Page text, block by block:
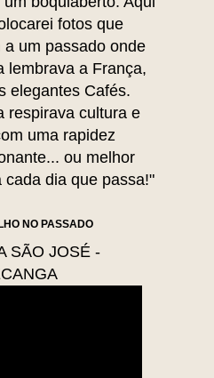
fotos que
a um passado onde
lembrava a França,
elegantes Cafés.
respirava cultura e
uma rapidez
ou melhor
cada dia que passa!"
NO PASSADO
SÃO JOSÉ -